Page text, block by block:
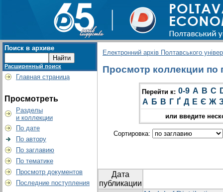
Поиск в архиве
Расширенный поиск
Главная страница
Просмотреть
Разделы
и коллекции
По дате
По автору
По заглавию
По тематике
Просмотр документов
Последние поступления
Електронний архів Полтавського
Просмотр коллекции по
Перейти к: 0-9 A B C
А Б В Г Ґ Д Е Є Ж
или введите
Сортировка:
Дата
публикации